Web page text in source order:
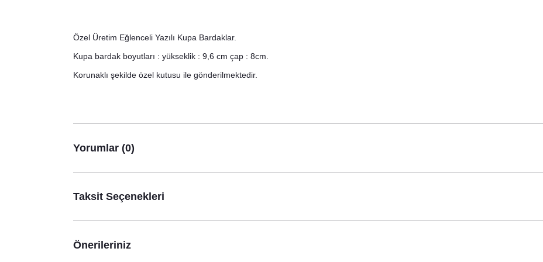
Özel Üretim Eğlenceli Yazılı Kupa Bardaklar.
Kupa bardak boyutları : yükseklik : 9,6 cm çap : 8cm.
Korunaklı şekilde özel kutusu ile gönderilmektedir.
Yorumlar (0)
Taksit Seçenekleri
Önerileriniz